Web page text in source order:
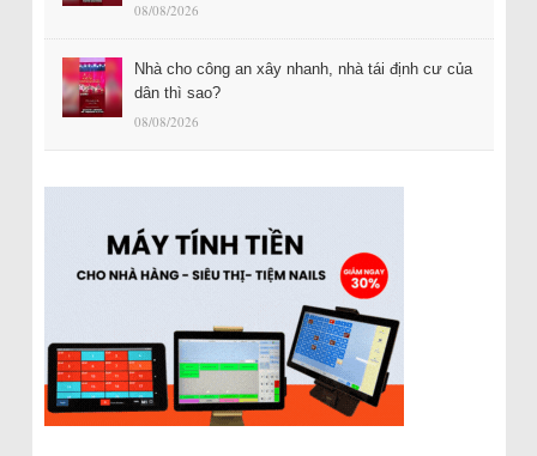
08/08/2026
Nhà cho công an xây nhanh, nhà tái định cư của
dân thì sao?
08/08/2026